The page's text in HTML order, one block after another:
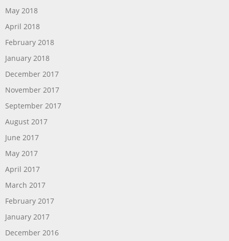
May 2018
April 2018
February 2018
January 2018
December 2017
November 2017
September 2017
August 2017
June 2017
May 2017
April 2017
March 2017
February 2017
January 2017
December 2016